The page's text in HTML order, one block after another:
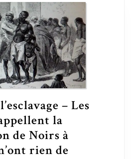
– Les
la
de Noirs à
rien de